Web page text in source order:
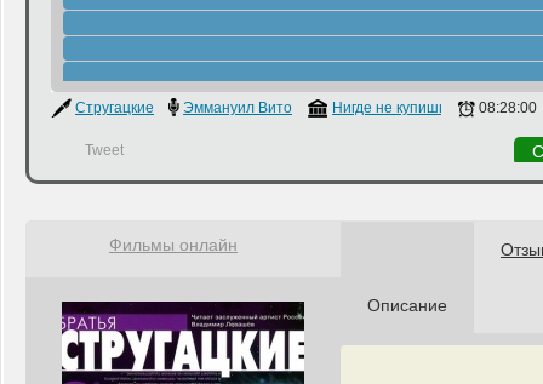
Стругацкие Эммануил Виторган Нигде не купишь 08:28:00
Tweet
Описание
Фильмы онлайн